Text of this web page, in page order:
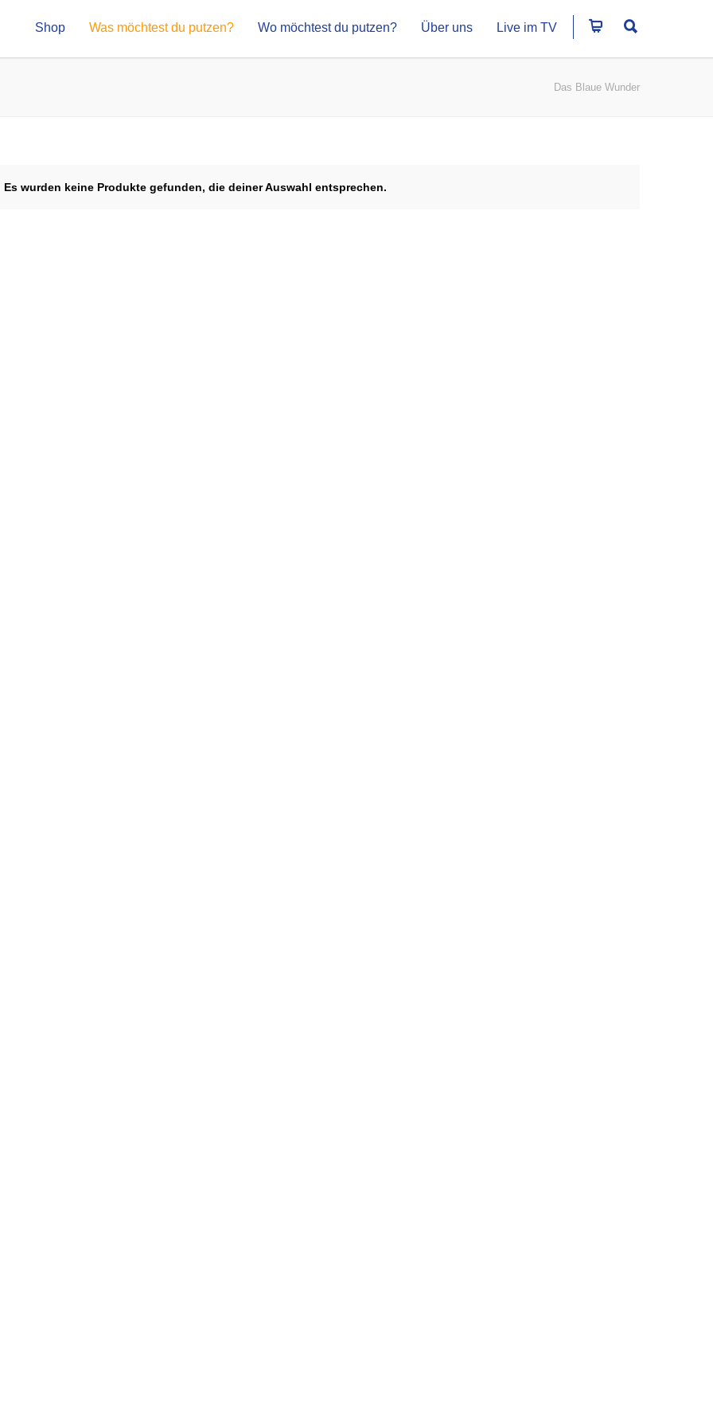
Shop Was möchtest du putzen? Wo möchtest du putzen? Über uns Live im TV
Das Blaue Wunder
Es wurden keine Produkte gefunden, die deiner Auswahl entsprechen.